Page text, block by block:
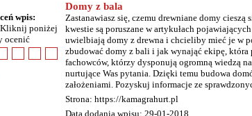
wpis:
Kliknij poniżej
ocenić
Domy z bala
Zastanawiasz się, czemu drewniane domy
kwestie są poruszane w artykułach
uwielbiają domy z drewna i chcieliby mieć je w
zbudować domy z bali i jak wynająć ekipę, która
fachowców, którzy dysponują ogromną wiedzą
nurtujące Was pytania. Dzięki temu budowa
założeniami. Pozyskuj informacje ze
Strona: https://kamagrahurt.pl
Data dodania wpisu: 29-01-2018